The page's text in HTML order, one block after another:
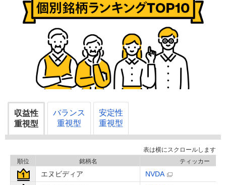
収益性
重視型
バランス
重視型
安定性
重視型
順位 銘柄名 ティッカー
エヌビディア
NVDA